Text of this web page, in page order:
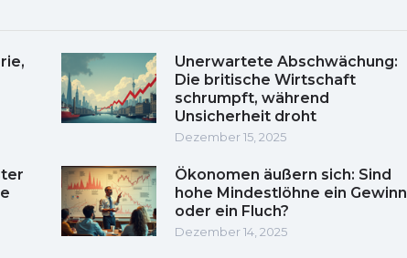
Unerwartete Abschwächung:
Die britische Wirtschaft
schrumpft, während
Unsicherheit droht
Dezember 15, 2025
Ökonomen äußern sich: Sind
hohe Mindestlöhne ein Gewinn
oder ein Fluch?
Dezember 14, 2025